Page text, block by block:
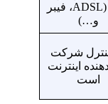
شده (ADSL، فیبر
و…)
شرکت
اینترنت
است